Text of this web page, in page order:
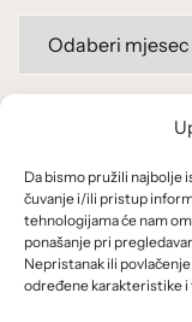
Da bismo pružili najbolje
čuvanje i/ili pristup
tehnologijama će nam
ponašanje pri
Nepristanak ili
određene karakteristike i
mjesecima:
Uvjeti korištenja
Politika privatnosti
Kolačići